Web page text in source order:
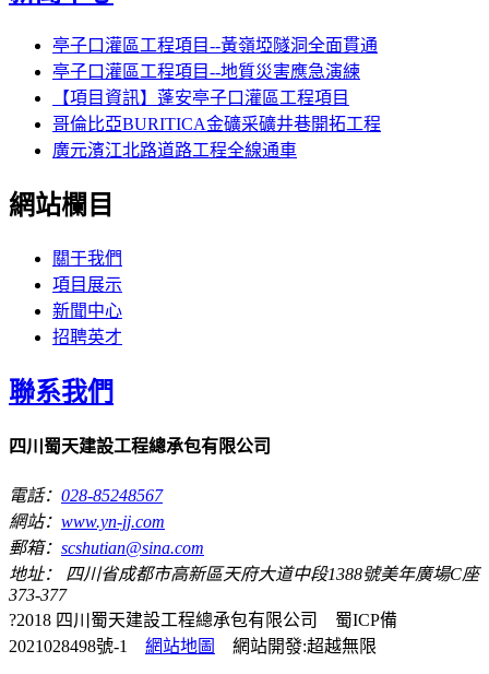
亭子口灌區工程項目--黃嶺埡隧洞全面貫通
亭子口灌區工程項目--地質災害應急演練
【項目資訊】蓬安亭子口灌區工程項目
哥倫比亞BURITICA金礦采礦井巷開拓工程
廣元濱江北路道路工程全線通車
網站欄目
關于我們
項目展示
新聞中心
招聘英才
聯系我們
四川蜀天建設工程總承包有限公司
電話： 028-85248567
網站： www.yn-jj.com
郵箱： scshutian@sina.com
地址： 四川省成都市高新區天府大道中段1388號美年廣場C座
373-377
?2018 四川蜀天建設工程總承包有限公司 蜀ICP備
2021028498號-1
網站地圖 網站開發:超越無限